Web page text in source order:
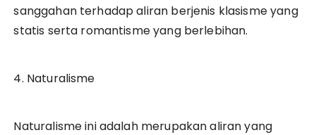
sanggahan terhadap aliran berjenis klasisme yang
statis serta romantisme yang berlebihan.
4. Naturalisme
Naturalisme ini adalah merupakan aliran yang